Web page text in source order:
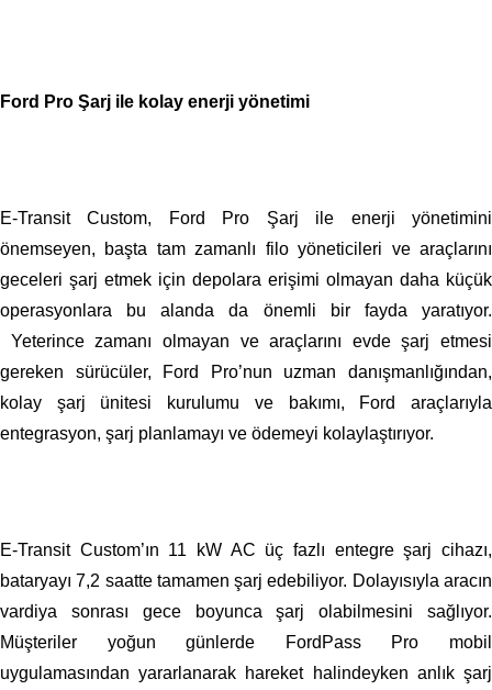
Ford Pro Şarj ile kolay enerji yönetimi
E-Transit Custom, Ford Pro Şarj ile enerji yönetimini
önemseyen, başta tam zamanlı filo yöneticileri ve araçlarını
geceleri şarj etmek için depolara erişimi olmayan daha küçük
operasyonlara bu alanda da önemli bir fayda yaratıyor.
Yeterince zamanı olmayan ve araçlarını evde şarj etmesi
gereken sürücüler, Ford Pro’nun uzman danışmanlığından,
kolay şarj ünitesi kurulumu ve bakımı, Ford araçlarıyla
entegrasyon, şarj planlamayı ve ödemeyi kolaylaştırıyor.
E-Transit Custom’ın 11 kW AC üç fazlı entegre şarj cihazı,
bataryayı 7,2 saatte tamamen şarj edebiliyor. Dolayısıyla aracın
vardiya sonrası gece boyunca şarj olabilmesini sağlıyor.
Müşteriler yoğun günlerde FordPass Pro mobil
uygulamasından yararlanarak hareket halindeyken anlık şarj